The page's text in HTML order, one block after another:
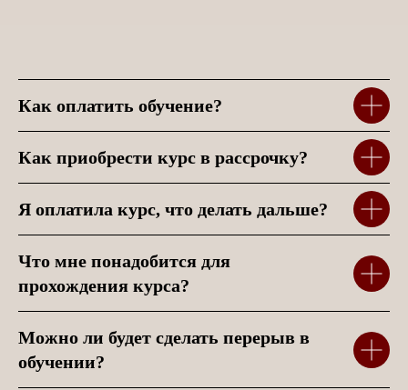
Как оплатить обучение?
Как приобрести курс в рассрочку?
Я оплатила курс, что делать дальше?
Что мне понадобится для
прохождения курса?
Можно ли будет сделать перерыв в
обучении?